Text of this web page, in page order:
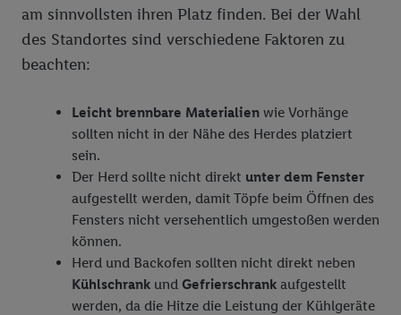
am sinnvollsten ihren Platz finden. Bei der Wahl
des Standortes sind verschiedene Faktoren zu
beachten:
Leicht brennbare Materialien wie Vorhänge
sollten nicht in der Nähe des Herdes platziert
sein.
Der Herd sollte nicht direkt unter dem Fenster
aufgestellt werden, damit Töpfe beim Öffnen des
Fensters nicht versehentlich umgestoßen werden
können.
Herd und Backofen sollten nicht direkt neben
Kühlschrank und Gefrierschrank aufgestellt
werden, da die Hitze die Leistung der Kühlgeräte